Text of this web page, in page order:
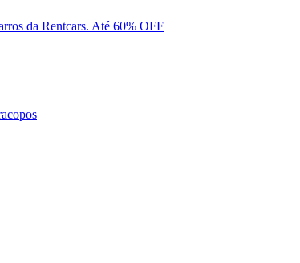
da Rentcars. Até 60% OFF